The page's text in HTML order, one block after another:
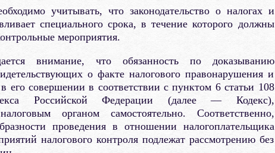
учитывать, что законодательство о налогах и
специального срока, в течение которого должны
мероприятия.
внимание, что обязанность по доказыванию
о факте налогового правонарушения и
его совершении в соответствии с пунктом 6 статьи 108
Российской Федерации (далее — Кодекс),
органом самостоятельно. Соответственно,
проведения в отношении налогоплательщика
налогового контроля подлежат рассмотрению без